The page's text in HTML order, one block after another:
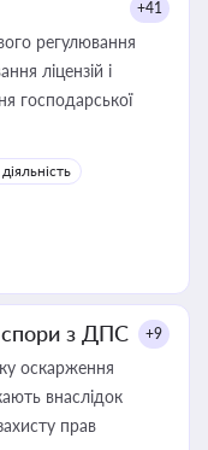
+41
регулювання
ліцензій і
господарської
спори з ДПС +9
оскарження
внаслідок
прав